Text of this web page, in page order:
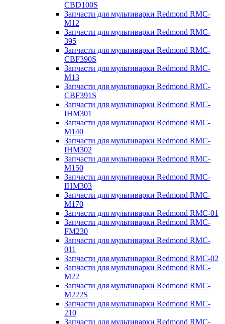
CBD100S
Запчасти для мультиварки Redmond RMC-
M12
Запчасти для мультиварки Redmond RMC-
395
Запчасти для мультиварки Redmond RMC-
CBF390S
Запчасти для мультиварки Redmond RMC-
M13
Запчасти для мультиварки Redmond RMC-
CBF391S
Запчасти для мультиварки Redmond RMC-
IHM301
Запчасти для мультиварки Redmond RMC-
M140
Запчасти для мультиварки Redmond RMC-
IHM302
Запчасти для мультиварки Redmond RMC-
M150
Запчасти для мультиварки Redmond RMC-
IHM303
Запчасти для мультиварки Redmond RMC-
M170
Запчасти для мультиварки Redmond RMC-01
Запчасти для мультиварки Redmond RMC-
FM230
Запчасти для мультиварки Redmond RMC-
011
Запчасти для мультиварки Redmond RMC-02
Запчасти для мультиварки Redmond RMC-
M22
Запчасти для мультиварки Redmond RMC-
M222S
Запчасти для мультиварки Redmond RMC-
210
Запчасти для мультиварки Redmond RMC-